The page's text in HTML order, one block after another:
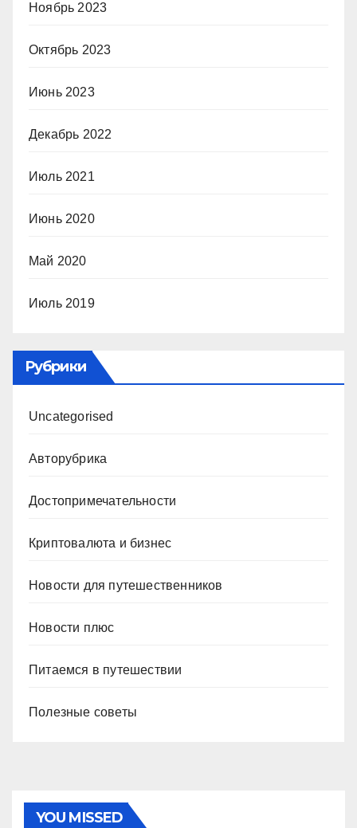
Ноябрь 2023
Октябрь 2023
Июнь 2023
Декабрь 2022
Июль 2021
Июнь 2020
Май 2020
Июль 2019
Рубрики
Uncategorised
Авторубрика
Достопримечательности
Криптовалюта и бизнес
Новости для путешественников
Новости плюс
Питаемся в путешествии
Полезные советы
YOU MISSED